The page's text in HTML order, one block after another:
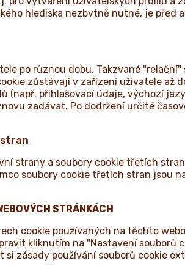
hlediska nezbytně nutné, je před
po různou dobu. Takzvané
zůstávají v zařízení uživatele až
(např. přihlašovací údaje, výchozí
zadávat. Po dodržení určité
strany a soubory cookie třetích
soubory cookie třetích stran jsou
STRÁNKÁCH
cookie používaných na těchto
kliknutím na "Nastavení
zásady používání souborů cookie